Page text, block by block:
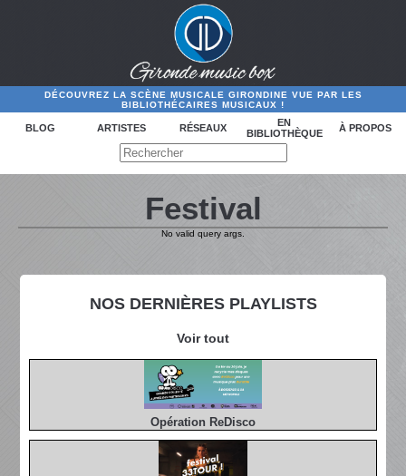
DÉCOUVREZ LA SCÈNE MUSICALE GIRONDINE VUE PAR LES
BIBLIOTHÉCAIRES MUSICAUX !
BLOG ARTISTES RÉSEAUX
EN
BIBLIOTHÈQUE
À PROPOS
NOS DERNIÈRES PLAYLISTS
Voir tout
Opération ReDisco
Festival
No valid query args.